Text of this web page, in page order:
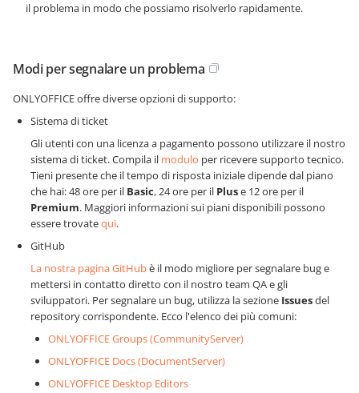
il problema in modo che possiamo risolverlo rapidamente.
Modi per segnalare un problema
ONLYOFFICE offre diverse opzioni di supporto:
Sistema di ticket
Gli utenti con una licenza a pagamento possono utilizzare il nostro
sistema di ticket. Compila il modulo per ricevere supporto tecnico.
Tieni presente che il tempo di risposta iniziale dipende dal piano
che hai: 48 ore per il Basic, 24 ore per il Pluse 12 ore per il
Premium. Maggiori informazioni sui piani disponibili possono
essere trovatequi.
GitHub
La nostra pagina GitHubè il modo migliore per segnalare bug e
mettersi in contatto diretto con il nostro team QA e gli
sviluppatori. Per segnalare un bug, utilizza la sezione Issuesdel
repository corrispondente. Ecco l'elenco dei più comuni:
ONLYOFFICE Groups (CommunityServer)
ONLYOFFICE Docs (DocumentServer)
ONLYOFFICE Desktop Editors